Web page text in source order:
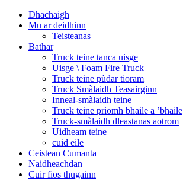
Dhachaigh
Mu ar deidhinn
Teisteanas
Bathar
Truck teine ​​​​tanca uisge
Uisge \ Foam Fire Truck
Truck teine ​​​​pùdar tioram
Truck Smàlaidh Teasairginn
Inneal-smàlaidh teine
Truck teine ​​​​prìomh bhaile a ’bhaile
Truck-smàlaidh dleastanas aotrom
Uidheam teine
cuid eile
Ceistean Cumanta
Naidheachdan
Cuir fios thugainn